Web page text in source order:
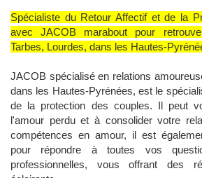
Spécialiste du Retour Affectif et de la
avec JACOB marabout pour
Tarbes, Lourdes, dans les Hautes-
JACOB spécialisé en relations
dans les Hautes-Pyrénées, est le
de la protection des couples. Il peut
l'amour perdu et à consolider votre
compétences en amour, il est
pour répondre à toutes vos
professionnelles, vous offrant des